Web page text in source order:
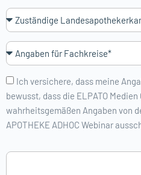
Ich versichere, dass meine
bewusst, dass die ELPATO
wahrheitsgemäßen Angaben von
APOTHEKE ADHOC Webinar